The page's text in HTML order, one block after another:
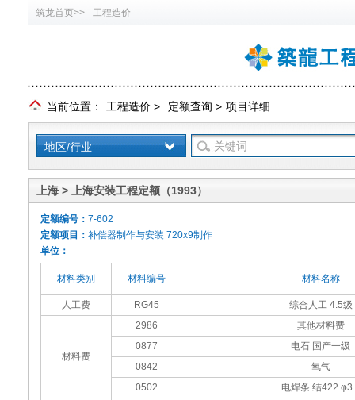
筑龙首页>> 工程造价
当前位置： 工程造价 > 定额查询 > 项目详细
地区/行业
上海 > 上海安装工程定额（1993）
定额编号： 7-602
定额项目： 补偿器制作与安装 720x9制作
单位：
材料类别 材料编号 材料名称
人工费 RG45 综合人工 4.5级
材料费
2986
其他材料费
0877
电石 国产一级
0842
氧气
0502
电焊条 结422